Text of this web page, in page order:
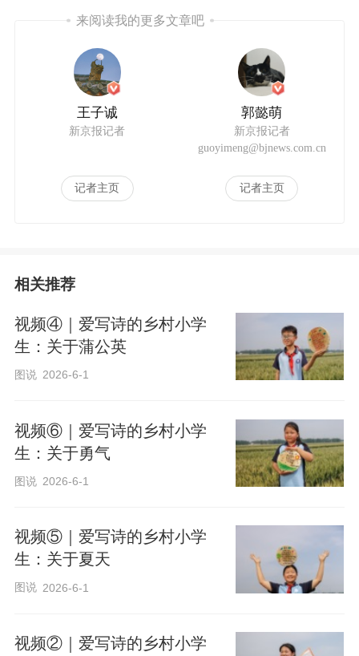
i
来阅读我的更多文章吧
王子诚
新京报记者
记者主页
郭懿萌
新京报记者
guoyimeng@bjnews.com.cn
记者主页
相关推荐
视频④｜爱写诗的乡村小学
生：关于蒲公英
图说 2026-6-1
视频⑥｜爱写诗的乡村小学
生：关于勇气
图说 2026-6-1
视频⑤｜爱写诗的乡村小学
生：关于夏天
图说 2026-6-1
视频②｜爱写诗的乡村小学